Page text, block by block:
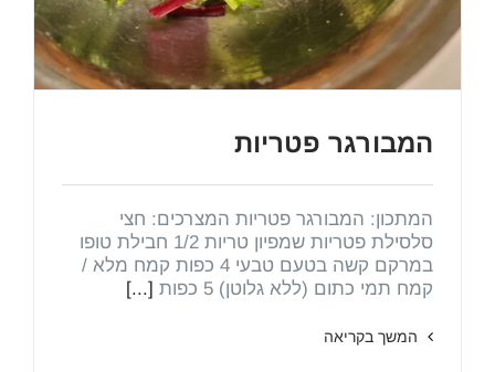
המבורגר פטריות
המתכון: המבורגר פטריות המצרכים: חצי
סלסילת פטריות שמפיון טריות 1/2 חבילת טופו
במרקם קשה בטעם טבעי 4 כפות קמח מלא /
קמח תמי כתום (ללא גלוטן) 5 כפות
[...]
המשך בקריאה